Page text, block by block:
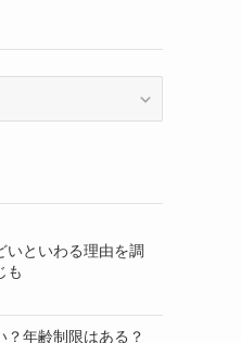
いといわる理由を調
も
？年齢制限はある？